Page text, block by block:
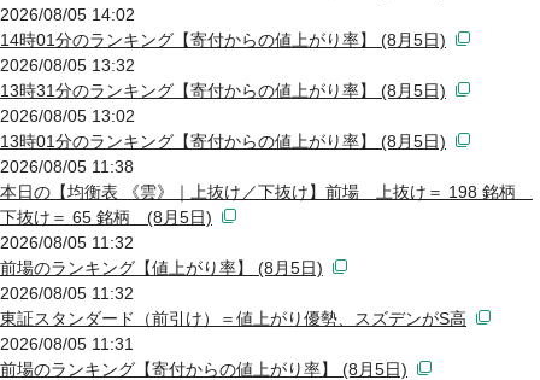
2026/08/05 14:02
14時01分のランキング【寄付からの値上がり率】 (8月5日)
2026/08/05 13:32
13時31分のランキング【寄付からの値上がり率】 (8月5日)
2026/08/05 13:02
13時01分のランキング【寄付からの値上がり率】 (8月5日)
2026/08/05 11:38
本日の【均衡表 《雲》｜上抜け／下抜け】前場 上抜け＝ 198 銘柄
下抜け＝ 65 銘柄 (8月5日)
2026/08/05 11:32
前場のランキング【値上がり率】 (8月5日)
2026/08/05 11:32
東証スタンダード（前引け）＝値上がり優勢、スズデンがS高
2026/08/05 11:31
前場のランキング【寄付からの値上がり率】 (8月5日)